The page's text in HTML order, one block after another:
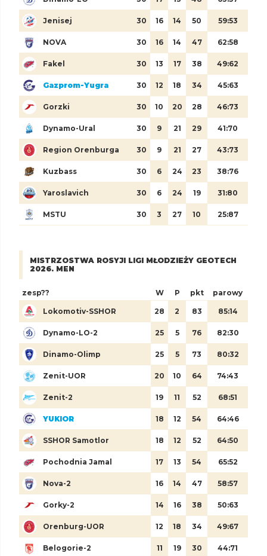
Jenisej 30 16 14 50 59:53
NOVA 30 16 14 47 62:58
Fakel 30 13 17 38 49:62
Gazprom-Yugra 30 12 18 34 45:63
Gorzki 30 10 20 28 46:73
Dynamo-Ural 30 9 21 29 41:70
Region Orenburga 30 9 21 27 43:73
Kuzbass 30 6 24 23 38:76
Yaroslavich 30 6 24 19 31:80
MSTU 30 3 27 10 25:87
MISTRZOSTWA ROSYJI LIGI MŁODZIEŻY GEOTECH
2026. MEN
zesp?? W P pkt parowy
Lokomotiv-SSHOR 28 2 83 85:14
Dynamo-LO-2 25 5 76 82:30
Dinamo-Olimp 25 5 73 80:32
Zenit-UOR 20 10 64 74:43
Zenit-2 19 11 52 68:51
YUKIOR 18 12 54 64:46
SSHOR Samotlor 18 12 52 64:50
Pochodnia Jamal 17 13 54 65:52
Nova-2 16 14 47 58:57
Gorky-2 14 16 38 50:63
Orenburg-UOR 12 18 34 49:67
Belogorie-2 11 19 30 44:71